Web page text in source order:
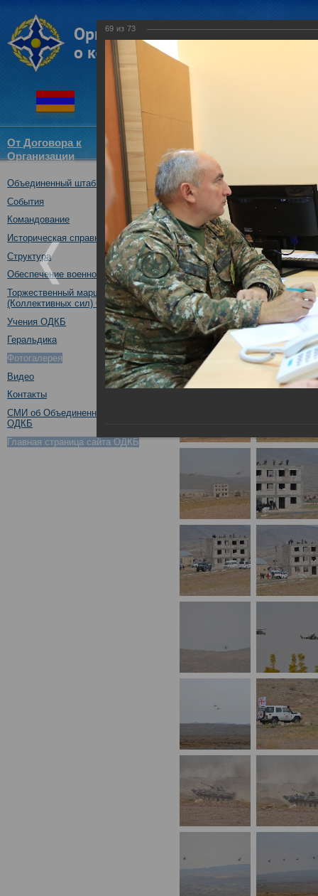
От Договора к
Организации
Структура
ОДКБ
Объединенный штаб ОДКБ
События
Командование
Историческая справка
Структура
Обеспечение военной безопасности
Торжественный марш Войск
(Коллективных сил) ОДКБ
Учения ОДКБ
Геральдика
Фотогалерея
Видео
Контакты
СМИ об Объединенном штабе
ОДКБ
Главная страница сайта ОДКБ
Совместное учение
10.10.2017
69 из 73